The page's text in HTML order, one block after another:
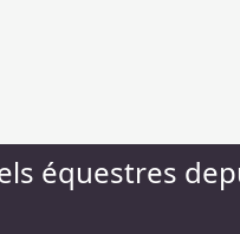
équestres